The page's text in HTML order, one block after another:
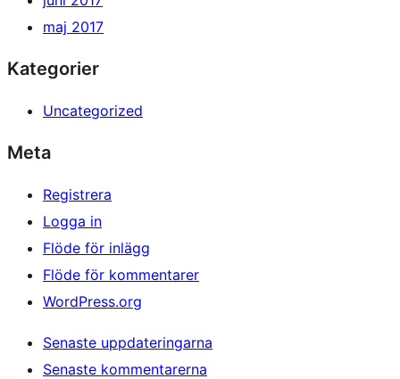
maj 2017
Kategorier
Uncategorized
Meta
Registrera
Logga in
Flöde för inlägg
Flöde för kommentarer
WordPress.org
Senaste uppdateringarna
Senaste kommentarerna